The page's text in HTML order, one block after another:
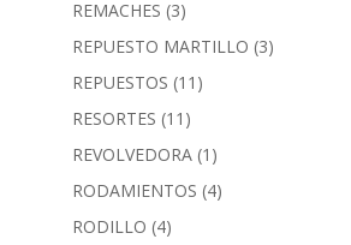
REMACHES (3)
REPUESTO MARTILLO (3)
REPUESTOS (11)
RESORTES (11)
REVOLVEDORA (1)
RODAMIENTOS (4)
RODILLO (4)